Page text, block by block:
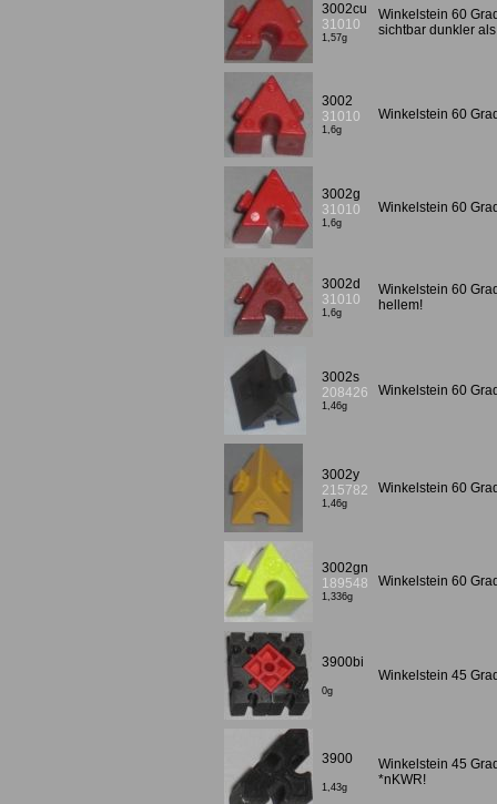
3002cu
31010
1,57g
Winkelstein 60
sichtbar dunkler
3002
31010
1,6g
Winkelstein 60
3002g
31010
1,6g
Winkelstein 60
3002d
31010
1,6g
Winkelstein 60
hellem!
3002s
208426
1,46g
Winkelstein 60
3002y
215782
1,46g
Winkelstein 60
3002gn
189548
1,336g
Winkelstein 60
3900bi
0g
Winkelstein 45
3900
1,43g
Winkelstein 45
*nKWR!